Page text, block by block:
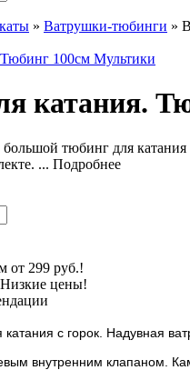
» Ватрушки-тюбинги »
катания.
тюбинг для
... Подробнее
от 299 руб.!
Низкие цены!
с горок. Надувная
внутренним клапаном.